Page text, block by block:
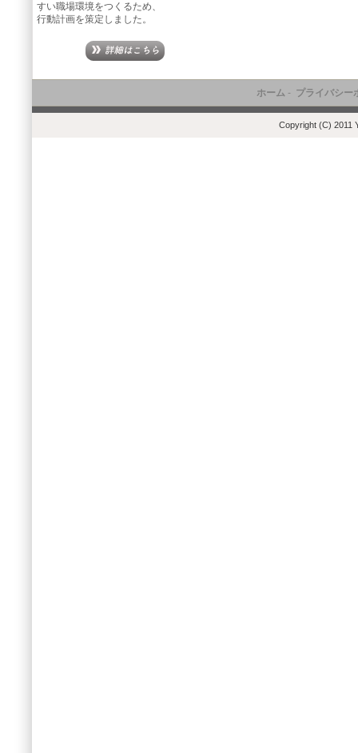
すい職場環境をつくるため、
行動計画を策定しました。
ホーム- プライバシー
Copyright (C) 2011